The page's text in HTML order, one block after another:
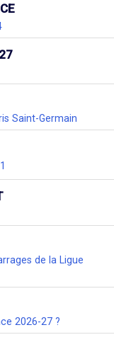
Saint-Germain
de la Ligue
2026-27 ?